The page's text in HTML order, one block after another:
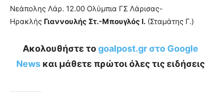
Νεάπολης Λάρ. 12.00 Ολύμπια ΓΣ Λάρισας-
Ηρακλής Γιαννουλής Στ.-Μπουγλός Ι. (Σταμάτης Γ.)
Ακολουθήστε τοgoalpost.gr στο Google
News και μάθετε πρώτοι όλες τις ειδήσεις